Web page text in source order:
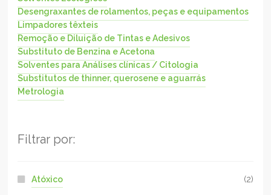
Desengraxantes de rolamentos, peças e equipamentos
Limpadores têxteis
Remoção e Diluição de Tintas e Adesivos
Substituto de Benzina e Acetona
Solventes para Análises clínicas / Citologia
Substitutos de thinner, querosene e aguarrás
Metrologia
Filtrar por:
Atóxico (2)